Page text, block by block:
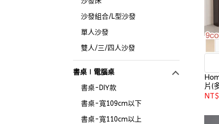
沙發組合/L型沙發
單人沙發
雙人/三/四人沙發
書桌∣電腦桌
書桌-DIY款
書桌-寬109cm以下
書桌-寬110cm以上
片(